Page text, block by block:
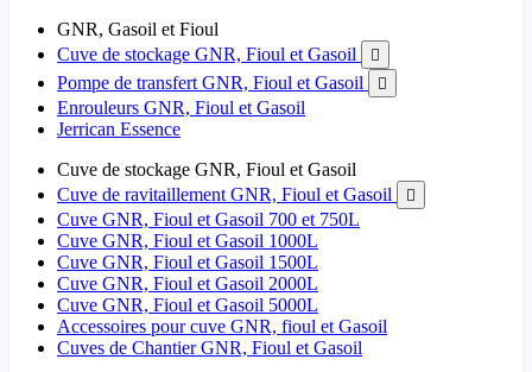
GNR, Gasoil et Fioul
Cuve de stockage GNR, Fioul et Gasoil

Pompe de transfert GNR, Fioul et Gasoil 
Enrouleurs GNR, Fioul et Gasoil
Jerrican Essence
Cuve de stockage GNR, Fioul et Gasoil
Cuve de ravitaillement GNR, Fioul et Gasoil

Cuve GNR, Fioul et Gasoil 700 et 750L
Cuve GNR, Fioul et Gasoil 1000L
Cuve GNR, Fioul et Gasoil 1500L
Cuve GNR, Fioul et Gasoil 2000L
Cuve GNR, Fioul et Gasoil 5000L
Accessoires pour cuve GNR, fioul et Gasoil
Cuves de Chantier GNR, Fioul et Gasoil